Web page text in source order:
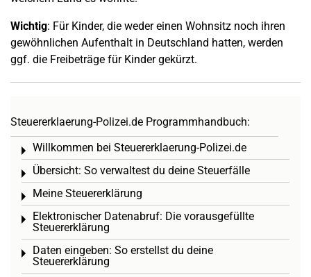
Wichtig: Für Kinder, die weder einen Wohnsitz noch ihren
gewöhnlichen Aufenthalt in Deutschland hatten, werden
ggf. die Freibeträge für Kinder gekürzt.
Steuererklaerung-Polizei.de Programmhandbuch:
Willkommen bei Steuererklaerung-Polizei.de
Toggle menu
Übersicht: So verwaltest du deine Steuerfälle
Toggle menu
Meine Steuererklärung
Toggle menu
Elektronischer Datenabruf: Die vorausgefüllte
Steuererklärung
Toggle menu
Daten eingeben: So erstellst du deine
Steuererklärung
Toggle menu